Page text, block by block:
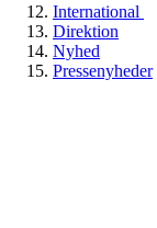
International
Direktion
Nyhed
Pressenyheder